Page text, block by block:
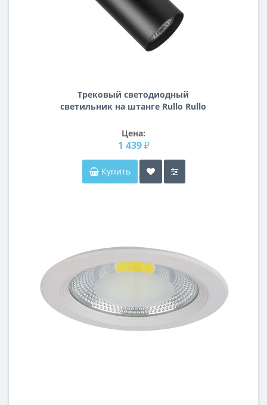
Трековый светодиодный
светильник на штанге Rullo Rullo
Цена:
1 439 ₽
Купить